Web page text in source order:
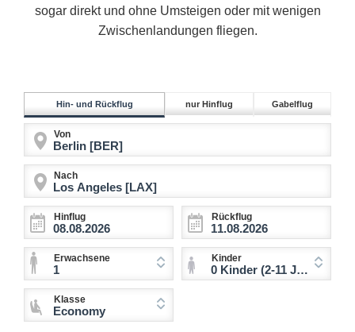
sogar direkt und ohne Umsteigen oder mit wenigen
Zwischenlandungen fliegen.
Hin- und Rückflug nur Hinflug Gabelflug
Von
Nach
Hinflug Rückflug
Erwachsene
1
Kinder
0 Kinder (2-11 Jahre)
Klasse
Economy